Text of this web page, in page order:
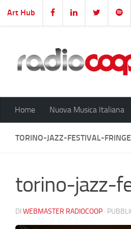
Salta al contenuto
Art Hub
Home Nuova Musica Italiana
TORINO-JAZZ-FESTIVAL-
torino-jazz-
DI WEBMASTER RADIOCOOP ·